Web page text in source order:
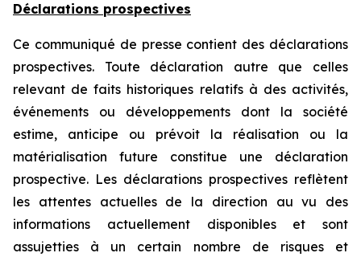
Déclarations prospectives
Ce communiqué de presse contient des déclarations
prospectives. Toute déclaration autre que celles
relevant de faits historiques relatifs à des activités,
événements ou développements dont la société
estime, anticipe ou prévoit la réalisation ou la
matérialisation future constitue une déclaration
prospective. Les déclarations prospectives reflètent
les attentes actuelles de la direction au vu des
informations actuellement disponibles et sont
assujetties à un certain nombre de risques et